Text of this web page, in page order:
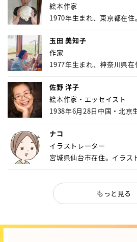
絵本作家
1970年生まれ、東京都在
玉田 美知子
作家
1977年生まれ、神奈川県
佐野 洋子
絵本作家・エッセイスト
1938年6月28日中国・北京
ナコ
イラストレーター
宮城県仙台市在住。イラス
もっと見る